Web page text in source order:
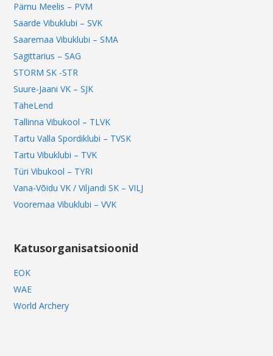
Pärnu Meelis – PVM
Saarde Vibuklubi – SVK
Saaremaa Vibuklubi – SMA
Sagittarius – SAG
STORM SK -STR
Suure-Jaani VK – SJK
TäheLend
Tallinna Vibukool – TLVK
Tartu Valla Spordiklubi – TVSK
Tartu Vibuklubi – TVK
Türi Vibukool – TYRI
Vana-Võidu VK / Viljandi SK – VILJ
Vooremaa Vibuklubi – VVK
Katusorganisatsioonid
EOK
WAE
World Archery